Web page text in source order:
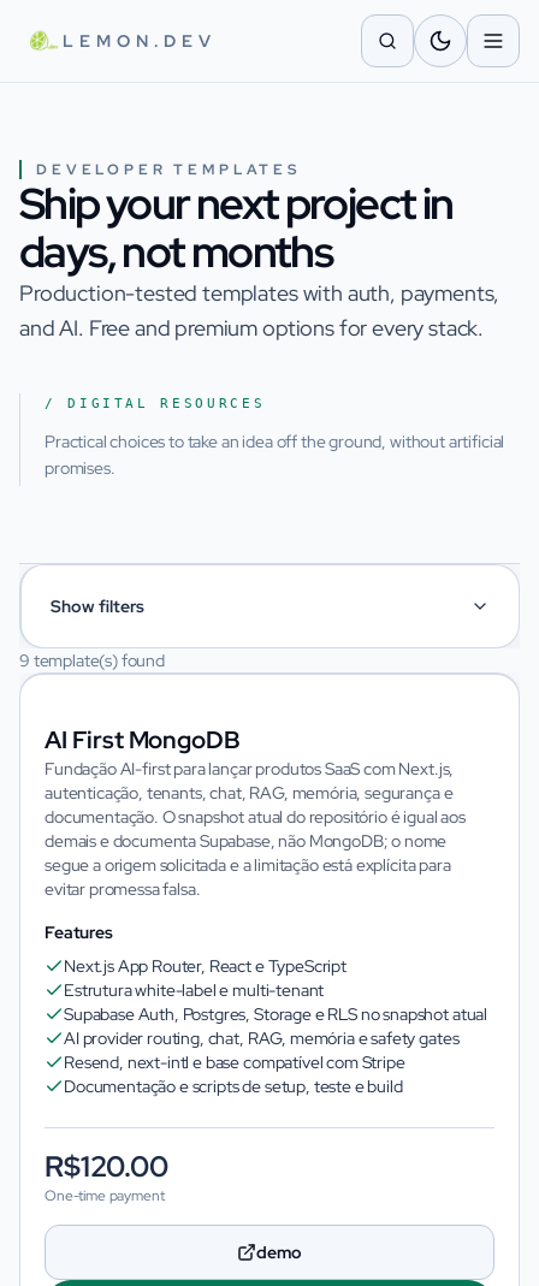
LEMON.DEV
DEVELOPER TEMPLATES
Ship your next project in
days, not months
Production-tested templates with auth, payments,
and AI. Free and premium options for every stack.
/ DIGITAL RESOURCES
Practical choices to take an idea off the ground, without artificial
promises.
Show filters
Technology
Level
Price
Clear filters
9 template(s) found
Imagem não disponível
AI First MongoDB
Fundação AI-first para lançar produtos SaaS com Next.js,
autenticação, tenants, chat, RAG, memória, segurança e
documentação. O snapshot atual do repositório é igual aos
demais e documenta Supabase, não MongoDB; o nome
segue a origem solicitada e a limitação está explícita para
evitar promessa falsa.
Features
Next.js App Router, React e TypeScript
Estrutura white-label e multi-tenant
Supabase Auth, Postgres, Storage e RLS no snapshot atual
AI provider routing, chat, RAG, memória e safety gates
Resend, next-intl e base compatível com Stripe
Documentação e scripts de setup, teste e build
R$120.00
One-time payment
demo